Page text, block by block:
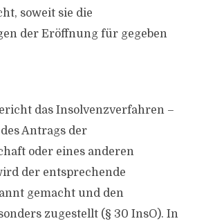
soweit sie die
der Eröffnung für gegeben
das Insolvenzverfahren –
Antrags der
oder eines anderen
der entsprechende
gemacht und den
zugestellt (§ 30 InsO). In